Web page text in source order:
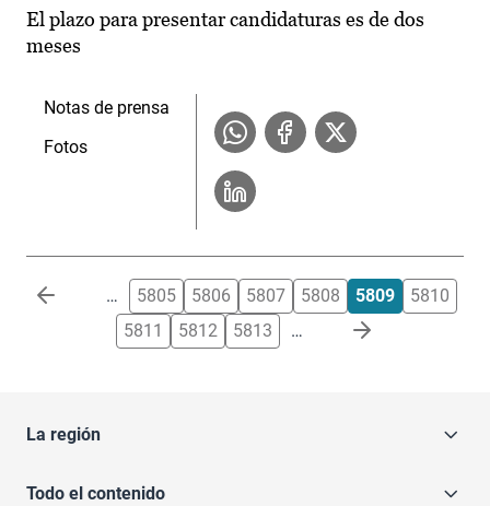
El plazo para presentar candidaturas es de dos
meses
Notas de prensa
Fotos
Paginación … 5805 5806 5807 5808 5809
5810
5811
5812 5813 …
La región
Todo el contenido